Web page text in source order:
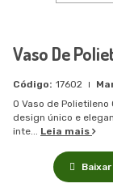
Vaso De
17602
O Vaso de
design único e
inte... Leia mais